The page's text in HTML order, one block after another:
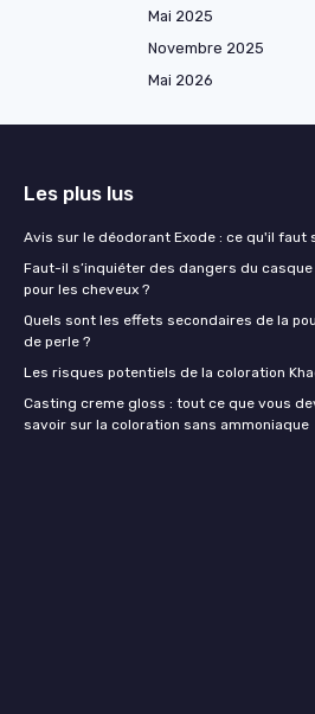
Mai 2025
Novembre 2025
Mai 2026
Les plus lus
Avis sur le déodorant Exode : ce qu'il faut
Faut-il s’inquiéter des dangers du casque
pour les cheveux ?
Quels sont les effets secondaires de la
de perle ?
Les risques potentiels de la coloration
Casting creme gloss : tout ce que vous
savoir sur la coloration sans ammoniaque